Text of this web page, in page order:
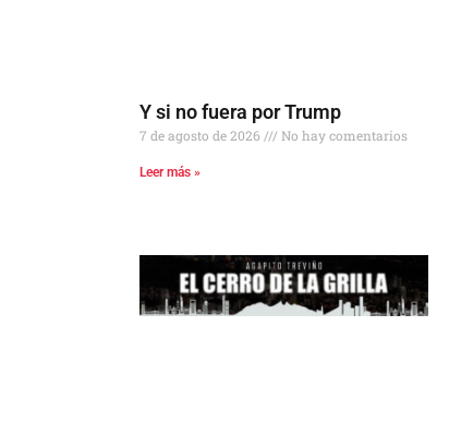
Y si no fuera por Trump
7 de agosto de 2026 No hay comentarios
Leer más »